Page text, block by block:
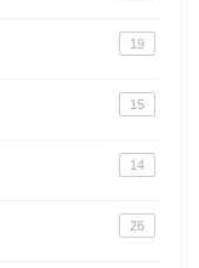
19
15
14
26